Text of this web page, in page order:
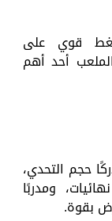
ضغط قوي على
أحد أهم
حجم التحدي،
ومدربًا
بقوة.